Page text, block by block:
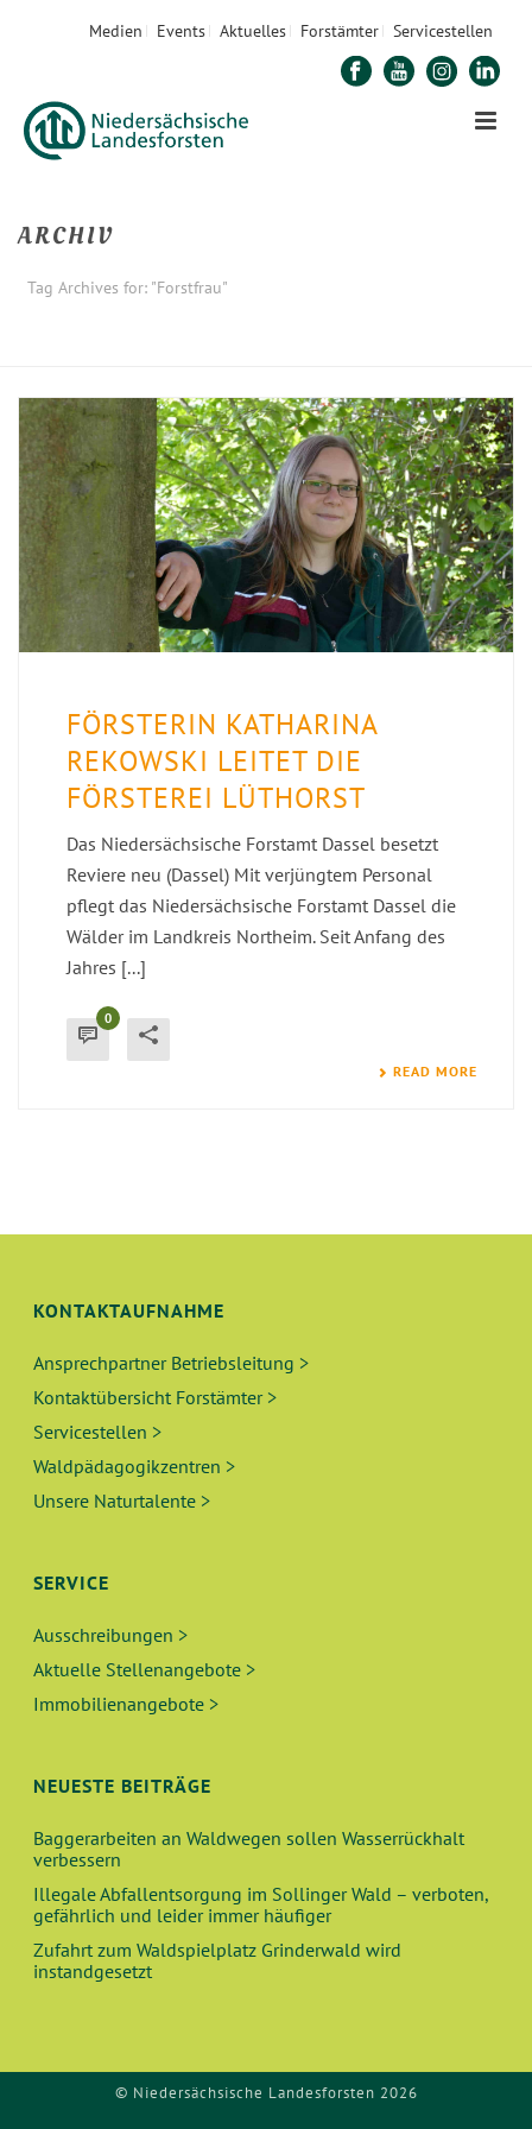
Medien Events Aktuelles Forstämter Servicestellen
ARCHIV
Tag Archives for: "Forstfrau"
FÖRSTERIN KATHARINA
REKOWSKI LEITET DIE
FÖRSTEREI LÜTHORST
Das Niedersächsische Forstamt Dassel besetzt
Reviere neu (Dassel) Mit verjüngtem Personal
pflegt das Niedersächsische Forstamt Dassel die
Wälder im Landkreis Northeim. Seit Anfang des
Jahres [...]
0
READ MORE
KONTAKTAUFNAHME
Ansprechpartner Betriebsleitung >
Kontaktübersicht Forstämter >
Servicestellen >
Waldpädagogikzentren >
Unsere Naturtalente >
SERVICE
Ausschreibungen >
Aktuelle Stellenangebote >
Immobilienangebote >
NEUESTE BEITRÄGE
Baggerarbeiten an Waldwegen sollen Wasserrückhalt
verbessern
Illegale Abfallentsorgung im Sollinger Wald – verboten,
gefährlich und leider immer häufiger
Zufahrt zum Waldspielplatz Grinderwald wird
instandgesetzt
© Niedersächsische Landesforsten 2026